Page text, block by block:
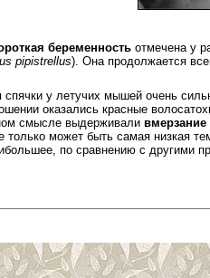
беременность отмечена у
pipistrellus). Она продолжается
спячки у летучих мышей очень
оказались красные
смысле выдерживали вмерзание
может быть самая низкая
по сравнению с другими